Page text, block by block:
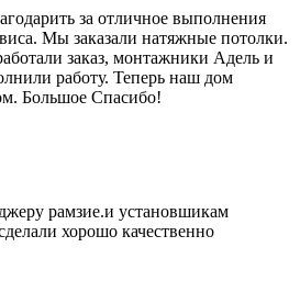
за отличное выполнения
Мы заказали натяжные потолки.
заказ, монтажники Адель и
работу. Теперь наш дом
Большое Спасибо!
рамзие.и установшикам
хорошо качественно